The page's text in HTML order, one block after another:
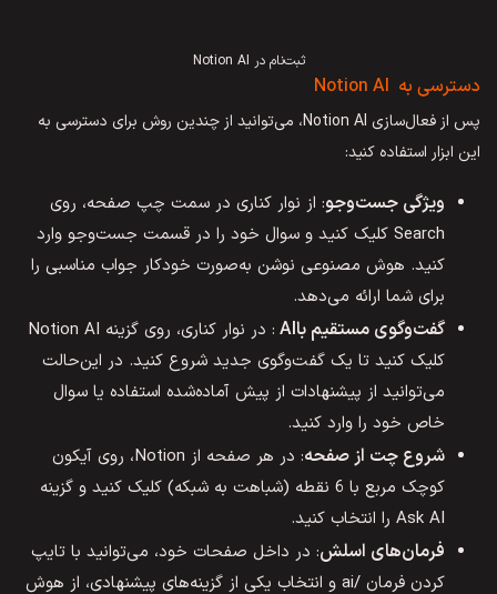
ثبت‌نام در Notion AI
دسترسی به Notion AI
پس از فعال‌سازی Notion AI، می‌توانید از چندین روش برای دسترسی به
این ابزار استفاده کنید:
ویژگی جست‌وجو: از نوار کناری در سمت چپ صفحه، روی
Search کلیک کنید و سوال خود را در قسمت جست‌وجو وارد
کنید. هوش مصنوعی نوشن به‌صورت خودکار جواب مناسبی را
برای شما ارائه می‌دهد.
گفت‌وگوی مستقیم باAI
: در نوار کناری، روی گزینه Notion AI
کلیک کنید تا یک گفت‌وگوی جدید شروع کنید. در این‌حالت
می‌توانید از پیشنهادات از پیش آماده‌شده استفاده یا سوال
خاص خود را وارد کنید.
شروع چت از صفحه
: در هر صفحه از Notion، روی آیکون
کوچک مربع با 6 نقطه (شباهت به شبکه) کلیک کنید و گزینه
Ask AI را انتخاب کنید.
فرمان‌های اسلش: در داخل صفحات خود، می‌توانید با تایپ
کردن فرمان /ai و انتخاب یکی از گزینه‌های پیشنهادی، از هوش